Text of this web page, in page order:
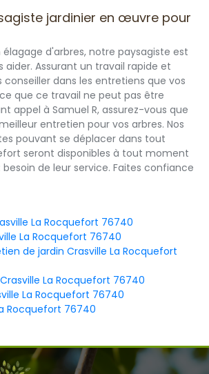
jardinier en œuvre pour
élagage d'arbres, notre paysagiste est
aider. Assurant un travail rapide et
conseiller dans les entretiens que vos
que ce travail ne peut pas être
appel à Samuel R, assurez-vous que
entretien pour vos arbres. Nos
pouvant se déplacer dans tout
seront disponibles à tout moment
de leur service. Faites confiance
La Rocquefort 76740
La Rocquefort 76740
de jardin Crasville La Rocquefort
La Rocquefort 76740
La Rocquefort 76740
Rocquefort 76740